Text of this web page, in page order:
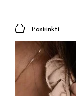
Pasirinkti